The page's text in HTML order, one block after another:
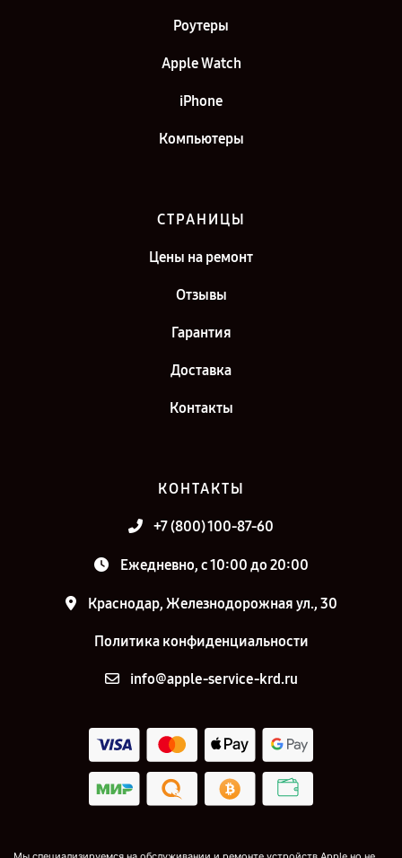
Роутеры
Apple Watch
iPhone
Компьютеры
СТРАНИЦЫ
Цены на ремонт
Отзывы
Гарантия
Доставка
Контакты
КОНТАКТЫ
+7 (800) 100-87-60
Ежедневно, с 10:00 до 20:00
Краснодар, Железнодорожная ул., 30
Политика конфиденциальности
info@apple-service-krd.ru